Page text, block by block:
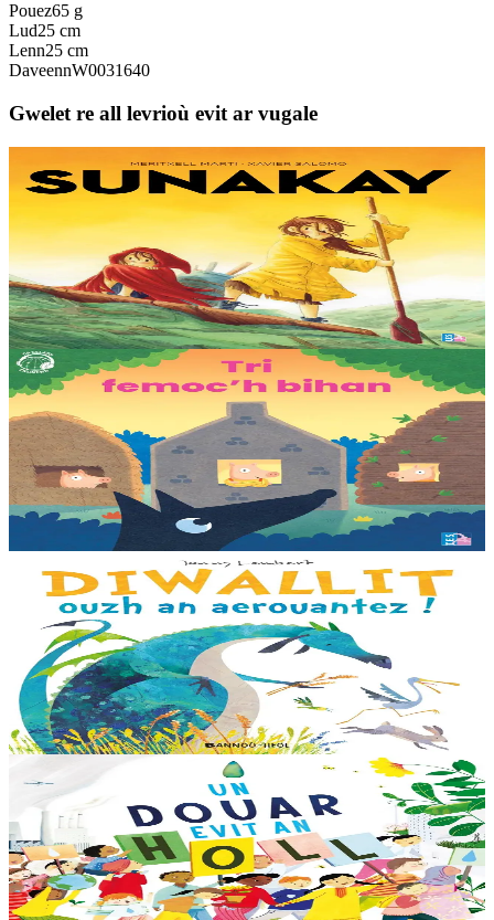
Pouez65 g
Lud25 cm
Lenn25 cm
DaveennW0031640
Gwelet re all levrioù evit ar vugale
TES
Sunakay
Deuet eo ar mor da vezañ ur pezh lennad loustoni hep netra vev
ennañ ken. Div c’hoar zo o chom war un enez plastik, o klask bevañ
evel ma c’hallont, e-touez al lastez....
Er stok25,00 €
3 bloaz hag ouzhpenn
TES
Tri femoc'h bihan
Ur wech e oa tri femoc’h bihan hag a veve eürus gant o zud. Un
deiz koulskoude e voe poent da bep hini kaout e di ! Ur rummad
savet a-ratozh evit ar vugale...
Bannoù-heol
Diwallit ouzh an aerouantez !
Dreistordinal eo ti nevez Eflammez. Bleunioù zo, geot flour hag
amezeien plijus-tre. Sur eo ?... - N’out ket evit chom amañ ! a huch
al loened all dezhi. Ha...
Er stok13,00 €
Bannoù-heol
Un douar evit an holl
Bras-divent eo hor planedenn ha kaer-meurbet ivez, met ezhomm he
deus ouzhin hag ouzhit. Reiñ da gompren gwelloc’h efedoù Mab-
den war hor planedenn a ra al levr kaer-mañ....